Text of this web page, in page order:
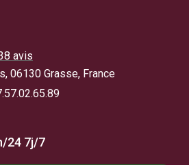
avis
06130 Grasse, France
24 7j/7